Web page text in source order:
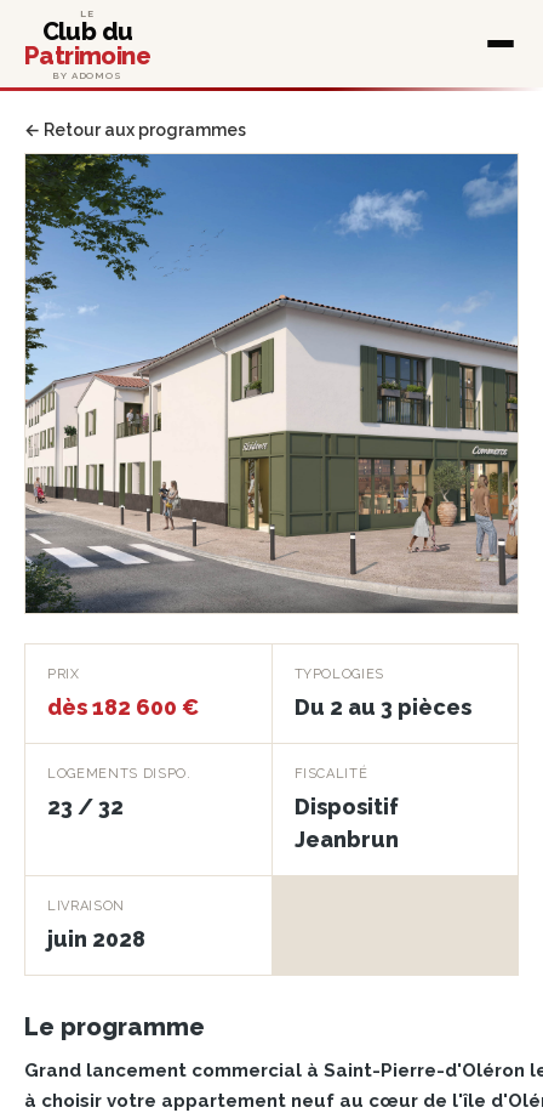
LE
Club du
Patrimoine
BY ADOMOS
← Retour aux programmes
Oléa
SAINT-PIERRE-D'OLÉRON · 17310
PRIX
dès 182 600 €
TYPOLOGIES
Du 2 au 3 pièces
LOGEMENTS DISPO.
23 / 32
FISCALITÉ
Dispositif
Jeanbrun
LIVRAISON
juin 2028
Le programme
Grand lancement commercial à Saint-Pierre-d'Oléron
à choisir votre appartement neuf au cœur de l'île